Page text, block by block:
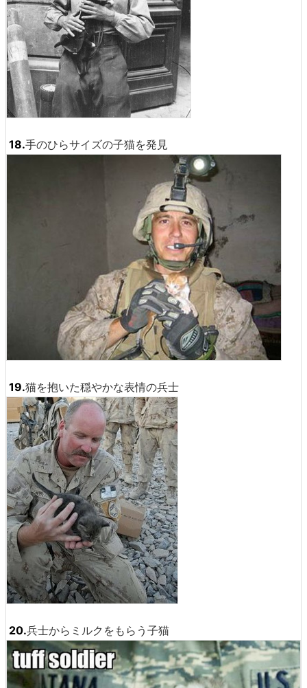
18.手のひらサイズの子猫を発見
19.猫を抱いた穏やかな表情の兵士
20.兵士からミルクをもらう子猫